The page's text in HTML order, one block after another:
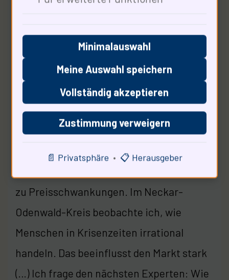
Emotionen spielen eine entscheidende
Rolle. 70% der Kaufentscheidungen sind
emotional motiviert. Die Angst vor Kälte
und die Unsicherheit über zukünftige
Preise treibenzu impulsiven Käufen.
zu Preisschwankungen. Im Neckar-
Odenwald-Kreis beobachte ich, wie
Menschen in Krisenzeiten irrational
handeln. Das beeinflusst den Markt stark
(…) Ich frage den nächsten Experten: Wie
Minimalauswahl
Meine Auswahl speichern
Vollständig akzeptieren
Zustimmung verweigern
📄 Privatsphäre • 📋 Herausgeber